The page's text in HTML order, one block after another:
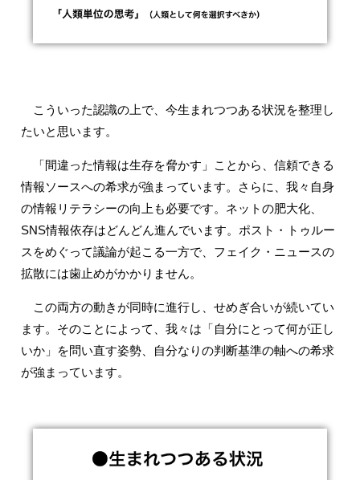
こういった認識の上で、今生まれつつある状況を整理し
たいと思います。
「間違った情報は生存を脅かす」ことから、信頼できる
情報ソースへの希求が強まっています。さらに、我々自身
の情報リテラシーの向上も必要です。ネットの肥大化、
SNS情報依存はどんどん進んでいます。ポスト・トゥルー
スをめぐって議論が起こる一方で、フェイク・ニュースの
拡散には歯止めがかかりません。
この両方の動きが同時に進行し、せめぎ合いが続いてい
ます。そのことによって、我々は「自分にとって何が正し
いか」を問い直す姿勢、自分なりの判断基準の軸への希求
が強まっています。